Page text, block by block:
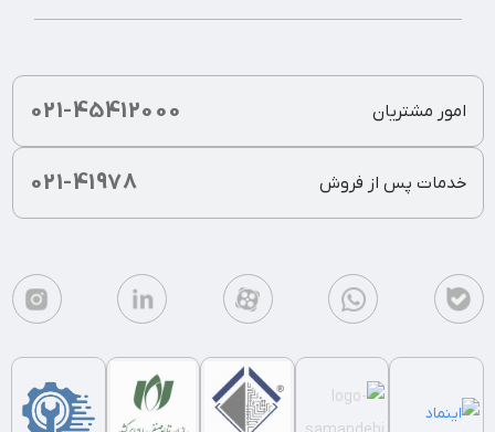
021-45412000 امور مشتریان
021-41978 خدمات پس از فروش